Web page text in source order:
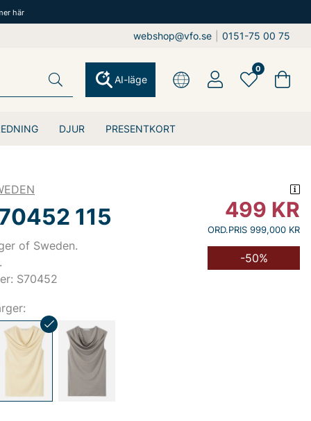
här
webshop@vfo.se 0151-75 00 75
DJUR PRESENTKORT
AI-läge
0
115
of Sweden.
S70452
499 KR
ORD.PRIS 999,000 KR
-50%